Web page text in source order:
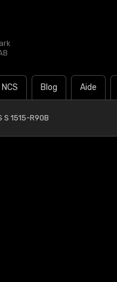
Blog Aide
S 1515-R90B